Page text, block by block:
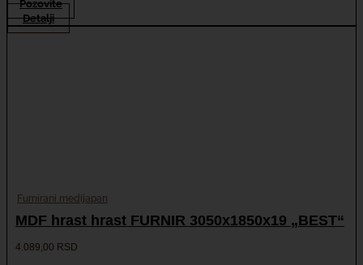
Pozovite
Detalji
Furnirani medijapan
MDF hrast hrast FURNIR 3050x1850x19 „BEST“
4.089,00 RSD